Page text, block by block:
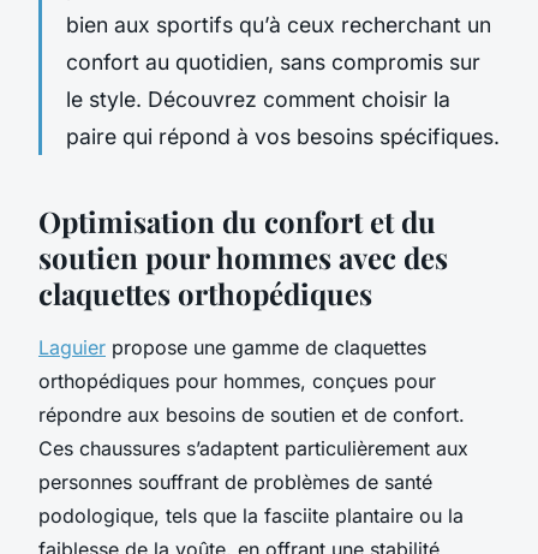
bien aux sportifs qu’à ceux recherchant un
confort au quotidien, sans compromis sur
le style. Découvrez comment choisir la
paire qui répond à vos besoins spécifiques.
Optimisation du confort et du
soutien pour hommes avec des
claquettes orthopédiques
Laguier propose une gamme de claquettes
orthopédiques pour hommes, conçues pour
répondre aux besoins de soutien et de confort.
Ces chaussures s’adaptent particulièrement aux
personnes souffrant de problèmes de santé
podologique, tels que la fasciite plantaire ou la
faiblesse de la voûte, en offrant une stabilité